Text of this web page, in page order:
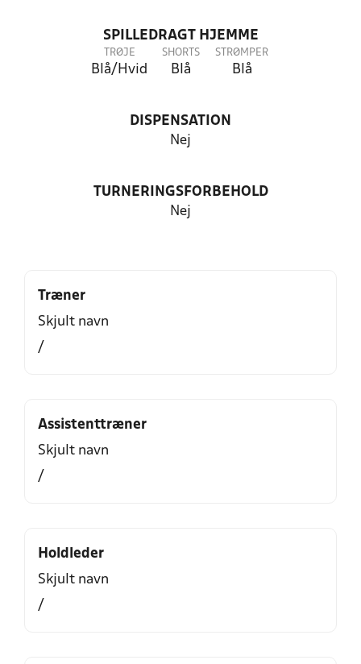
SPILLEDRAGT HJEMME
TRØJE
Blå/Hvid
SHORTS
Blå
STRØMPER
Blå
DISPENSATION
Nej
TURNERINGSFORBEHOLD
Nej
Træner
Skjult navn
/
Assistenttræner
Skjult navn
/
Holdleder
Skjult navn
/